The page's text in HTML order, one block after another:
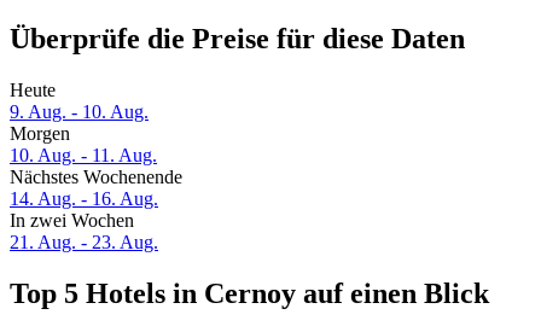
Überprüfe die Preise für diese Daten
Heute
9. Aug. - 10. Aug.
Morgen
10. Aug. - 11. Aug.
Nächstes Wochenende
14. Aug. - 16. Aug.
In zwei Wochen
21. Aug. - 23. Aug.
Top 5 Hotels in Cernoy auf einen Blick